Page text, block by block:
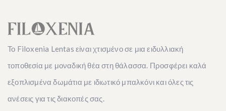
Το Filoxenia Lentas είναι χτισμένο σε μια ειδυλλιακή
τοποθεσία με μοναδική θέα στη θάλασσα. Προσφέρει καλά
εξοπλισμένα δωμάτια με ιδιωτικό μπαλκόνι και όλες τις
ανέσεις για τις διακοπές σας.